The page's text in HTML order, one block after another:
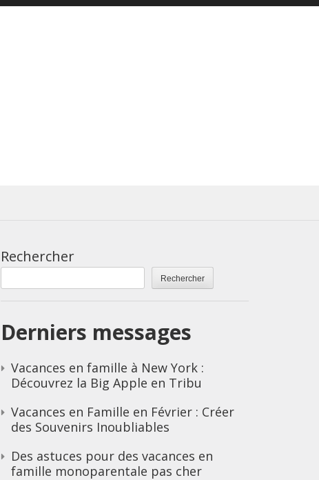
Rechercher
Rechercher
Derniers messages
Vacances en famille à New York :
Découvrez la Big Apple en Tribu
Vacances en Famille en Février : Créer
des Souvenirs Inoubliables
Des astuces pour des vacances en
famille monoparentale pas cher